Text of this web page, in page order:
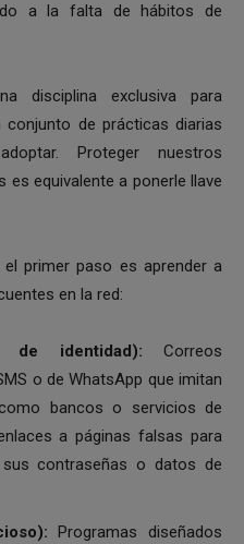
a la falta de hábitos de
disciplina exclusiva para
de prácticas diarias
Proteger nuestros
equivalente a ponerle llave
primer paso es aprender a
en la red:
de identidad): Correos
o de WhatsApp que imitan
bancos o servicios de
a páginas falsas para
contraseñas o datos de
Programas diseñados